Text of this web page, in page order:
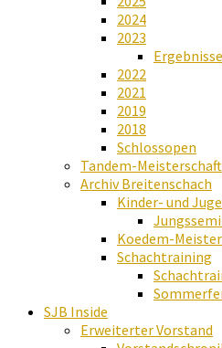
2024
2023
Ergebnisse
2022
2021
2019
2018
Schlossopen
Tandem-Meisterschaft
Archiv Breitenschach
Kinder- und
Koedem-
Schachtraining
SJB Inside
Erweiterter Vorstand